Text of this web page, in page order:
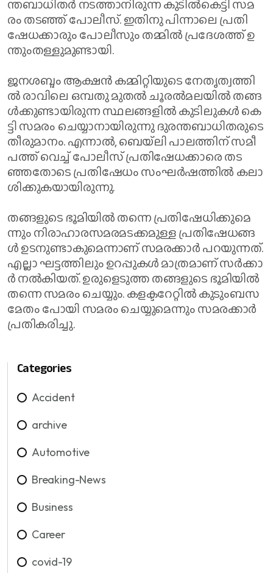
ന്ത​ബാ​ധി​ത​ർ ന​ട​ത്താ​നി​രു​ന്ന കു​ടി​ൽ​കെ​ട്ടി സ​മ​
രം ത​ട​ഞ്ഞ് പോ​ലീ​സ്. ഇ​തി​നു പി​ന്നാ​ലെ പ്ര​തി​
ഷേ​ധ​ക്കാ​രും പോ​ലീ​സും ത​മ്മി​ൽ പ്ര​ദേ​ശ​ത്ത് ഉ​
ന്തും​ത​ള്ളു​മു​ണ്ടാ​യി.
ജ​ന​ശ​ബ്ദം ആ​ക്ഷ​ൻ ക​മ്മി​റ്റി​യു​ടെ നേ​തൃ​ത്വ​ത്തി​
ൽ രാ​വി​ലെ ഒ​മ്പ​തു മു​ത​ൽ ചൂ​ര​ൽ​മ​ല​യി​ൽ ത​ങ്ങ​
ൾ​ക്കു​ണ്ടാ​യി​രു​ന്ന സ്ഥ​ല​ങ്ങ​ളി​ൽ കു​ടി​ലു​ക​ൾ കെ​
ട്ടി സ​മ​രം ചെ​യ്യാ​നാ​യി​രു​ന്നു ദു​ര​ന്ത​ബാ​ധി​ത​രു​ടെ
തീ​രു​മാ​നം. എ​ന്നാ​ൽ, ബെ​യ്‌​ലി പാ​ല​ത്തി​ന് സ​മീ​
പ​ത്ത് വെ​ച്ച് പോ​ലീ​സ് പ്ര​തി​ഷേ​ധ​ക്കാ​രെ ത​ട​
ഞ്ഞ​തോ​ടെ പ്ര​തി​ഷേ​ധം സം​ഘ​ർ​ഷ​ത്തി​ൽ ക​ലാ​
ശി​ക്കു​ക​യാ​യി​രു​ന്നു.
ത​ങ്ങ​ളു​ടെ ഭൂ​മി​യി​ൽ ത​ന്നെ പ്ര​തി​ഷേ​ധി​ക്കു​മെ​
ന്നും നി​രാ​ഹാ​ര​സ​മ​ര​മ​ട​ക്ക​മു​ള്ള പ്ര​തി​ഷേ​ധ​ങ്ങ​
ൾ ഉ​ട​നു​ണ്ടാ​കു​മെ​ന്നാ​ണ് സ​മ​ര​ക്കാ​ർ പ​റ​യു​ന്ന​ത്.
എ​ല്ലാ ഘ​ട്ട​ത്തി​ലും ഉ​റ​പ്പു​ക​ൾ മാ​ത്ര​മാ​ണ് സ​ർ​ക്കാ​
ർ ന​ൽ​കി​യ​ത്. ഉ​രു​ളെ​ടു​ത്ത ത​ങ്ങ​ളു​ടെ ഭൂ​മി​യി​ൽ
ത​ന്നെ സ​മ​രം ചെ​യ്യും. ക​ള​ക്ട​റേ​റ്റി​ൽ കു​ടും​ബ​സ​
മേ​തം പോ​യി സ​മ​രം ചെ​യ്യു​മെ​ന്നും സ​മ​ര​ക്കാ​ർ
പ്ര​തി​ക​രി​ച്ചു.
Categories
Accident
archive
Automotive
Breaking-News
Business
Career
covid-19